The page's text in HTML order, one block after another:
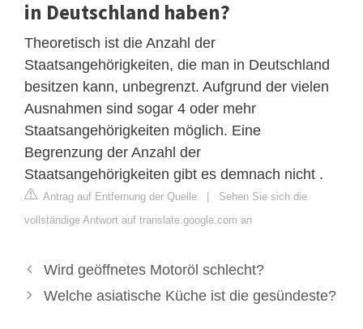
in Deutschland haben?
Theoretisch ist die Anzahl der
Staatsangehörigkeiten, die man in Deutschland
besitzen kann, unbegrenzt. Aufgrund der vielen
Ausnahmen sind sogar 4 oder mehr
Staatsangehörigkeiten möglich. Eine
Begrenzung der Anzahl der
Staatsangehörigkeiten gibt es demnach nicht .
Antrag auf Entfernung der Quelle | Sehen Sie sich die
vollständige Antwort auf translate.google.com an
Wird geöffnetes Motoröl schlecht?
Welche asiatische Küche ist die gesündeste?